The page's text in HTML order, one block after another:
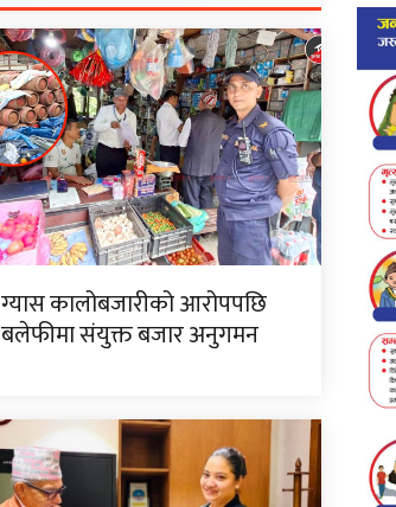
ग्यास कालोबजारीको आरोपपछि
बलेफीमा संयुक्त बजार अनुगमन